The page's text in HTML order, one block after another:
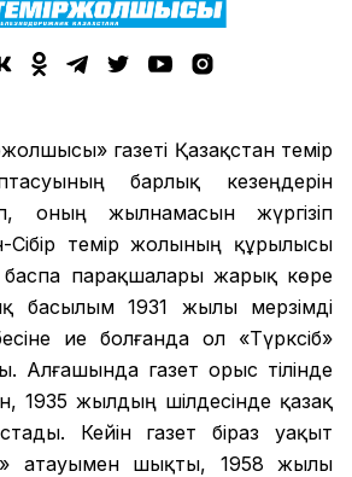
газеті Қазақстан темір
барлық кезеңдерін
оның жылнамасын жүргізіп
Сібір темір жолының құрылысы
баспа парақшалары жарық көре
басылым 1931 жылы мерзімді
ие болғанда ол «Түрксіб»
Алғашында газет орыс тілінде
1935 жылдың шілдесінде қазақ
Кейін газет біраз уақыт
атауымен шықты, 1958 жылы